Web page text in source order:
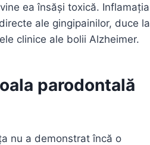
ea însăși toxică. Inflamația
ale gingipainilor, duce la
clinice ale bolii Alzheimer.
parodontală
nu a demonstrat încă o